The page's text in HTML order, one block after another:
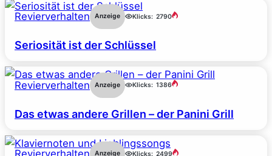
Revierverhalten Anzeige Klicks: 2790
Seriosität ist der Schlüssel
Revierverhalten Anzeige Klicks: 1386
Das etwas andere Grillen – der Panini Grill
Anzeige Klicks: 2499